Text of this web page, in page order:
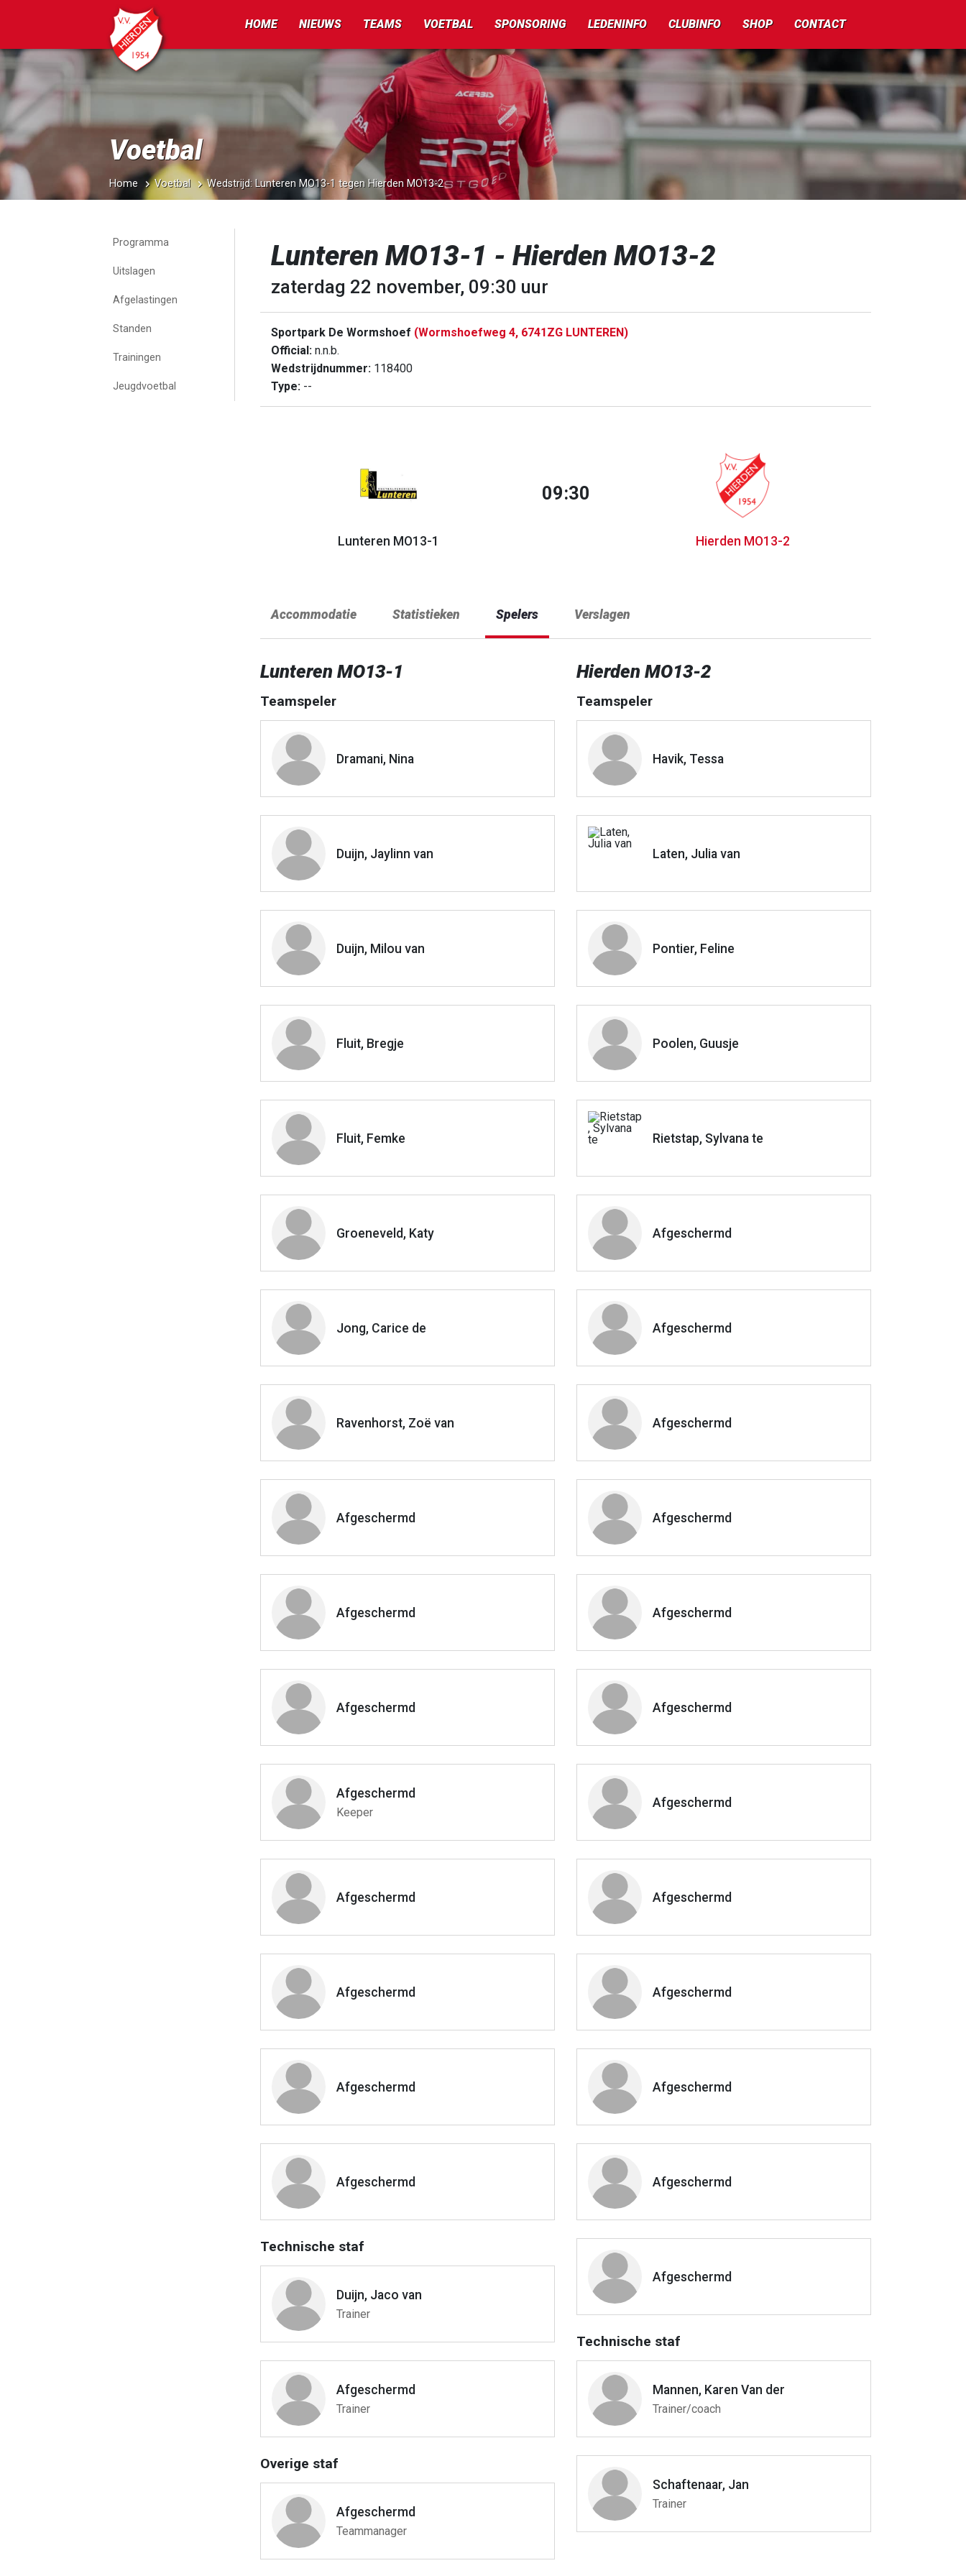
HOME NIEUWS TEAMS VOETBAL SPONSORING LEDENINFO CLUBINFO SHOP CONTACT
Voetbal
Home Voetbal Wedstrijd: Lunteren MO13-1 tegen Hierden MO13-2
Programma
Uitslagen
Afgelastingen
Standen
Trainingen
Jeugdvoetbal
Lunteren MO13-1 - Hierden MO13-2
zaterdag 22 november, 09:30 uur
Sportpark De Wormshoef (Wormshoefweg 4, 6741ZG LUNTEREN)
Official: n.n.b.
Wedstrijdnummer: 118400
Type: --
Lunteren MO13-1
09:30
Hierden MO13-2
Accommodatie Statistieken Spelers Verslagen
Lunteren MO13-1
Teamspeler
Dramani, Nina
Duijn, Jaylinn van
Duijn, Milou van
Fluit, Bregje
Fluit, Femke
Groeneveld, Katy
Jong, Carice de
Ravenhorst, Zoë van
Afgeschermd
Afgeschermd
Afgeschermd
Afgeschermd
Keeper
Afgeschermd
Afgeschermd
Afgeschermd
Afgeschermd
Technische staf
Duijn, Jaco van
Trainer
Afgeschermd
Trainer
Overige staf
Afgeschermd
Teammanager
Hierden MO13-2
Teamspeler
Havik, Tessa
Laten, Julia van
Pontier, Feline
Poolen, Guusje
Rietstap, Sylvana te
Afgeschermd
Afgeschermd
Afgeschermd
Afgeschermd
Afgeschermd
Afgeschermd
Afgeschermd
Afgeschermd
Afgeschermd
Afgeschermd
Afgeschermd
Afgeschermd
Technische staf
Mannen, Karen Van der
Trainer/coach
Schaftenaar, Jan
Trainer